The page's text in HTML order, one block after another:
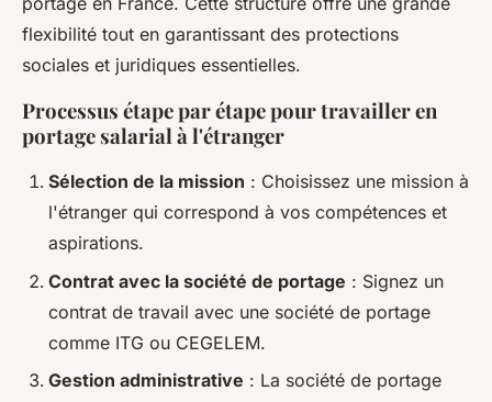
flexibilité tout en garantissant des protections
sociales et juridiques essentielles.
Processus étape par étape pour travailler en
portage salarial à l'étranger
Sélection de la mission : Choisissez une mission à
l'étranger qui correspond à vos compétences et
aspirations.
Contrat avec la société de portage : Signez un
contrat de travail avec une société de portage
comme ITG ou CEGELEM.
Gestion administrative : La société de portage